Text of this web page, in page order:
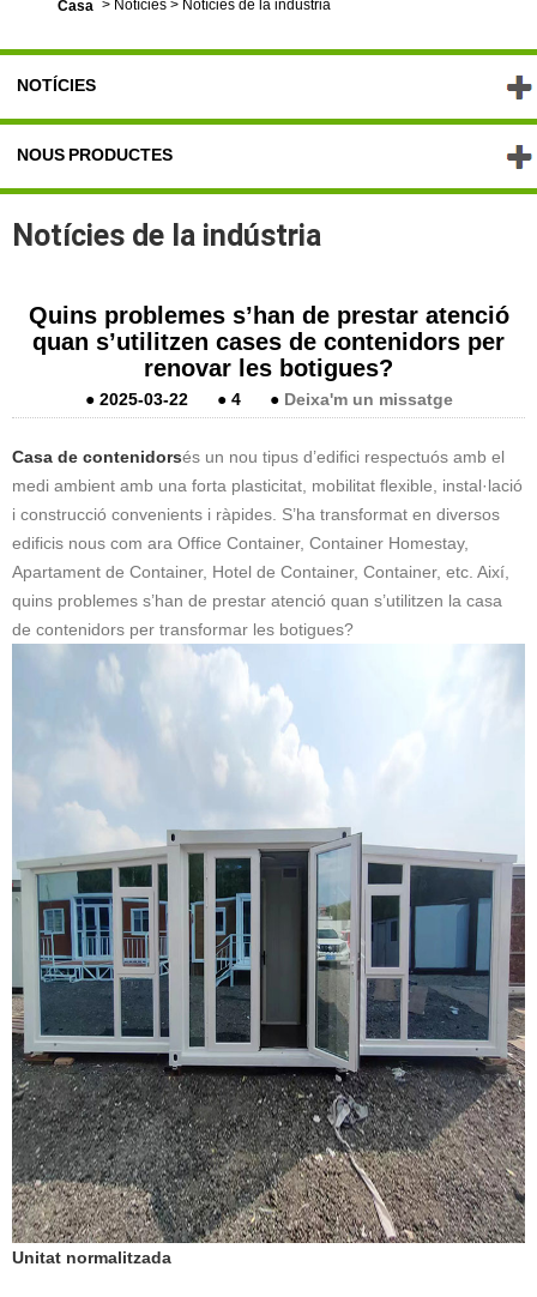
Casa > Notícies > Notícies de la indústria
NOTÍCIES
NOUS PRODUCTES
Notícies de la indústria
Quins problemes s’han de prestar atenció
quan s’utilitzen cases de contenidors per
renovar les botigues?
● 2025-03-22 ● 4 ● Deixa'm un missatge
Casa de contenidorsés un nou tipus d’edifici respectuós amb el
medi ambient amb una forta plasticitat, mobilitat flexible, instal·lació
i construcció convenients i ràpides. S’ha transformat en diversos
edificis nous com ara Office Container, Container Homestay,
Apartament de Container, Hotel de Container, Container, etc. Així,
quins problemes s’han de prestar atenció quan s’utilitzen la casa
de contenidors per transformar les botigues?
Unitat normalitzada